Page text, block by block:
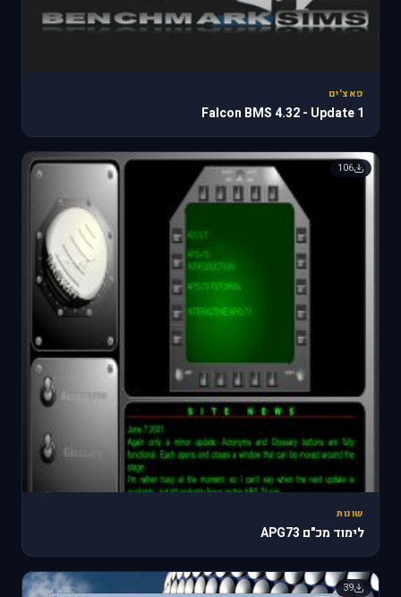
פאצ'ים
Falcon BMS 4.32 - Update 1
106
שונות
לימוד מכ"ם APG73
39